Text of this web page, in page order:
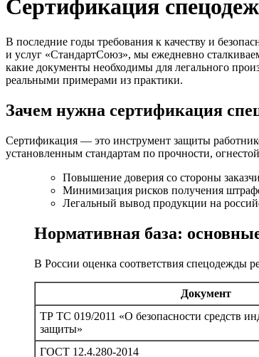
Сертификация
В последние годы требования к качеству и
и услуг «СтандартСоюз», мы ежедневно
какие документы необходимы для легального
реальными примерами из практики.
Зачем нужна сертификация
Сертификация — это инструмент защиты
установленным стандартам по прочности,
Повышение доверия со стороны
Минимизация рисков получения
Легальный вывод продукции на
Нормативная база:
В России оценка соответствия спецодежды
Документ
ТР ТС 019/2011 «О безопасности средств
защиты»
ГОСТ 12.4.280-2014